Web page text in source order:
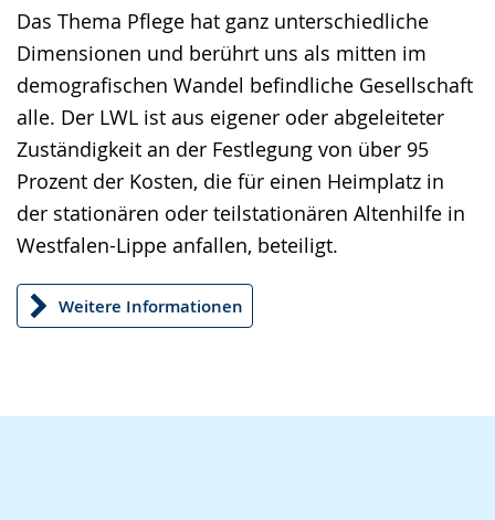
wechseln.
Deutscher
Gebärdensprache
wird
angezeigt.
Das Thema Pflege hat ganz unterschiedliche
Dimensionen und berührt uns als mitten im
demografischen Wandel befindliche Gesellschaft
alle. Der LWL ist aus eigener oder abgeleiteter
Zuständigkeit an der Festlegung von über 95
Prozent der Kosten, die für einen Heimplatz in
der stationären oder teilstationären Altenhilfe in
Westfalen-Lippe anfallen, beteiligt.
Weitere Informationen